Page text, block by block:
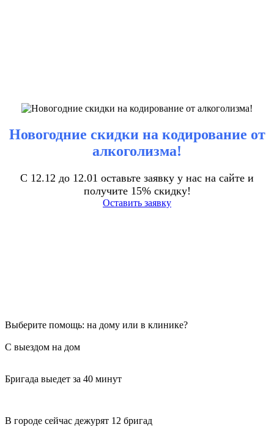
Новогодние скидки на кодирование от
алкоголизма!
С 12.12 до 12.01 оставьте заявку у нас на сайте и
получите 15% скидку!
Оставить заявку
Выберите помощь: на дому или в клинике?
С выездом на дом
Бригада выедет за 40 минут
В городе сейчас дежурят 12 бригад